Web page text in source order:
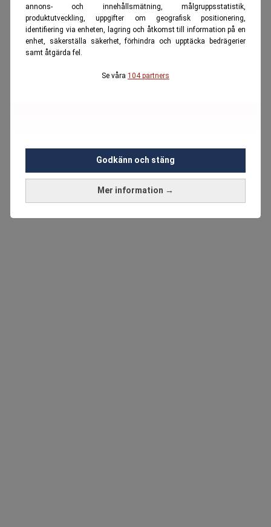
annons- och innehållsmätning, målgruppsstatistik,
produktutveckling, uppgifter om geografisk positionering,
identifiering via enheten, lagring och åtkomst till information på en
enhet, säkerställa säkerhet, förhindra och upptäcka bedrägerier
samt åtgärda fel.
Se våra 104 partners
Mer information →
Godkänn och stäng